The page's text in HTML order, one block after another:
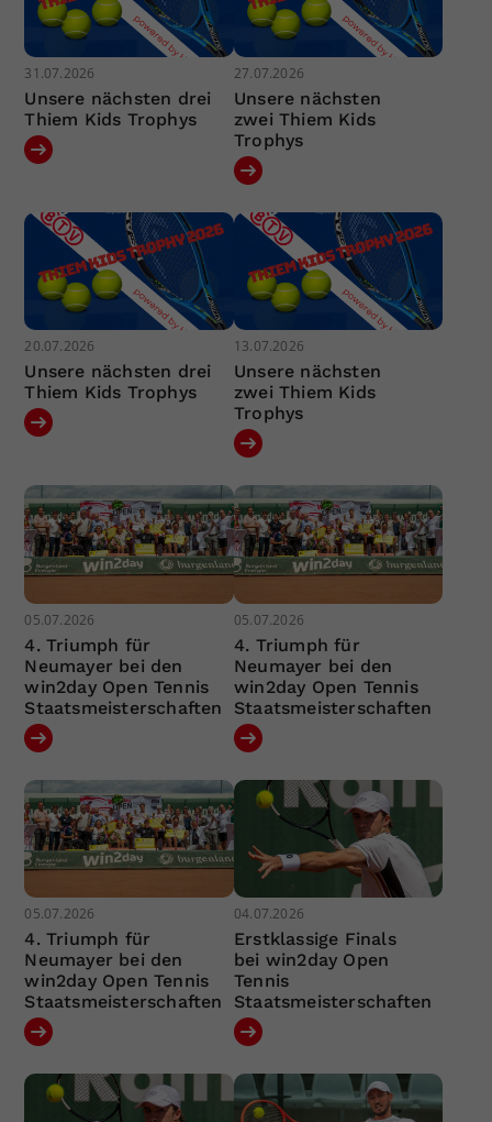
31.07.2026
Unsere nächsten drei
Thiem Kids Trophys
27.07.2026
Unsere nächsten
zwei Thiem Kids
Trophys
20.07.2026
Unsere nächsten drei
Thiem Kids Trophys
13.07.2026
Unsere nächsten
zwei Thiem Kids
Trophys
05.07.2026
4. Triumph für
Neumayer bei den
win2day Open Tennis
Staatsmeisterschaften
05.07.2026
4. Triumph für
Neumayer bei den
win2day Open Tennis
Staatsmeisterschaften
05.07.2026
4. Triumph für
Neumayer bei den
win2day Open Tennis
Staatsmeisterschaften
04.07.2026
Erstklassige Finals
bei win2day Open
Tennis
Staatsmeisterschaften